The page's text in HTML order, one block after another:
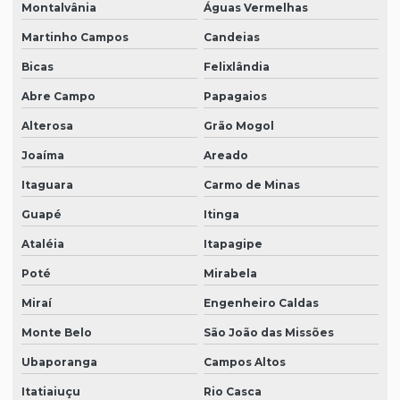
Montalvânia Águas Vermelhas
Martinho Campos Candeias
Bicas Felixlândia
Abre Campo Papagaios
Alterosa Grão Mogol
Joaíma Areado
Itaguara Carmo de Minas
Guapé Itinga
Ataléia Itapagipe
Poté Mirabela
Miraí Engenheiro Caldas
Monte Belo São João das Missões
Ubaporanga Campos Altos
Itatiaiuçu Rio Casca